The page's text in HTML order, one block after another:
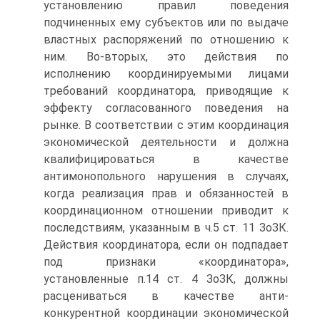
установлению правил поведения
подчиненных ему субъектов или по выдаче
властных распоряже­ний по отношению к
ним. Во-вторых, это действия по
исполнению коорди­нируемыми лицами
требований координатора, приводящие к
эффекту согла­сованного поведения на
рынке. В соответствии с этим координация
экономи­ческой деятельности и должна
квалифицироваться в качестве
антимонополь­ного нарушения в случаях,
когда реализация прав и обязанностей в
коорди­национном отношении приводит к
последствиям, указанным в ч.5 ст. 11 ЗоЗК.
Действия координатора, если он подпадает
под признаки «координато­ра»,
установленные п.14 ст. 4 ЗоЗК, должны
расцениваться в качестве анти­
конкурентной координации экономической